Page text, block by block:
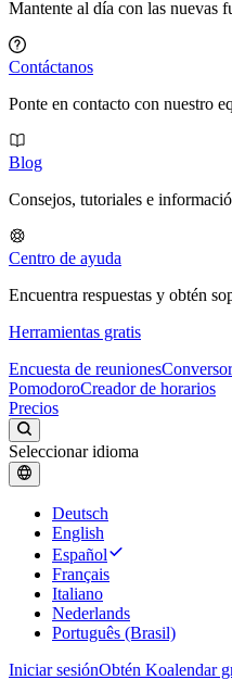
Mantente al día con las nuevas
Contáctanos
Ponte en contacto con nuestro
Blog
Consejos, tutoriales e
Centro de ayuda
Encuentra respuestas y obtén
Herramientas gratis
Encuesta de reuniones
PomodoroCreador de horarios
Precios
Seleccionar idioma
Deutsch
English
Español
Français
Italiano
Nederlands
Português (Brasil)
Iniciar sesiónObtén Koalendar